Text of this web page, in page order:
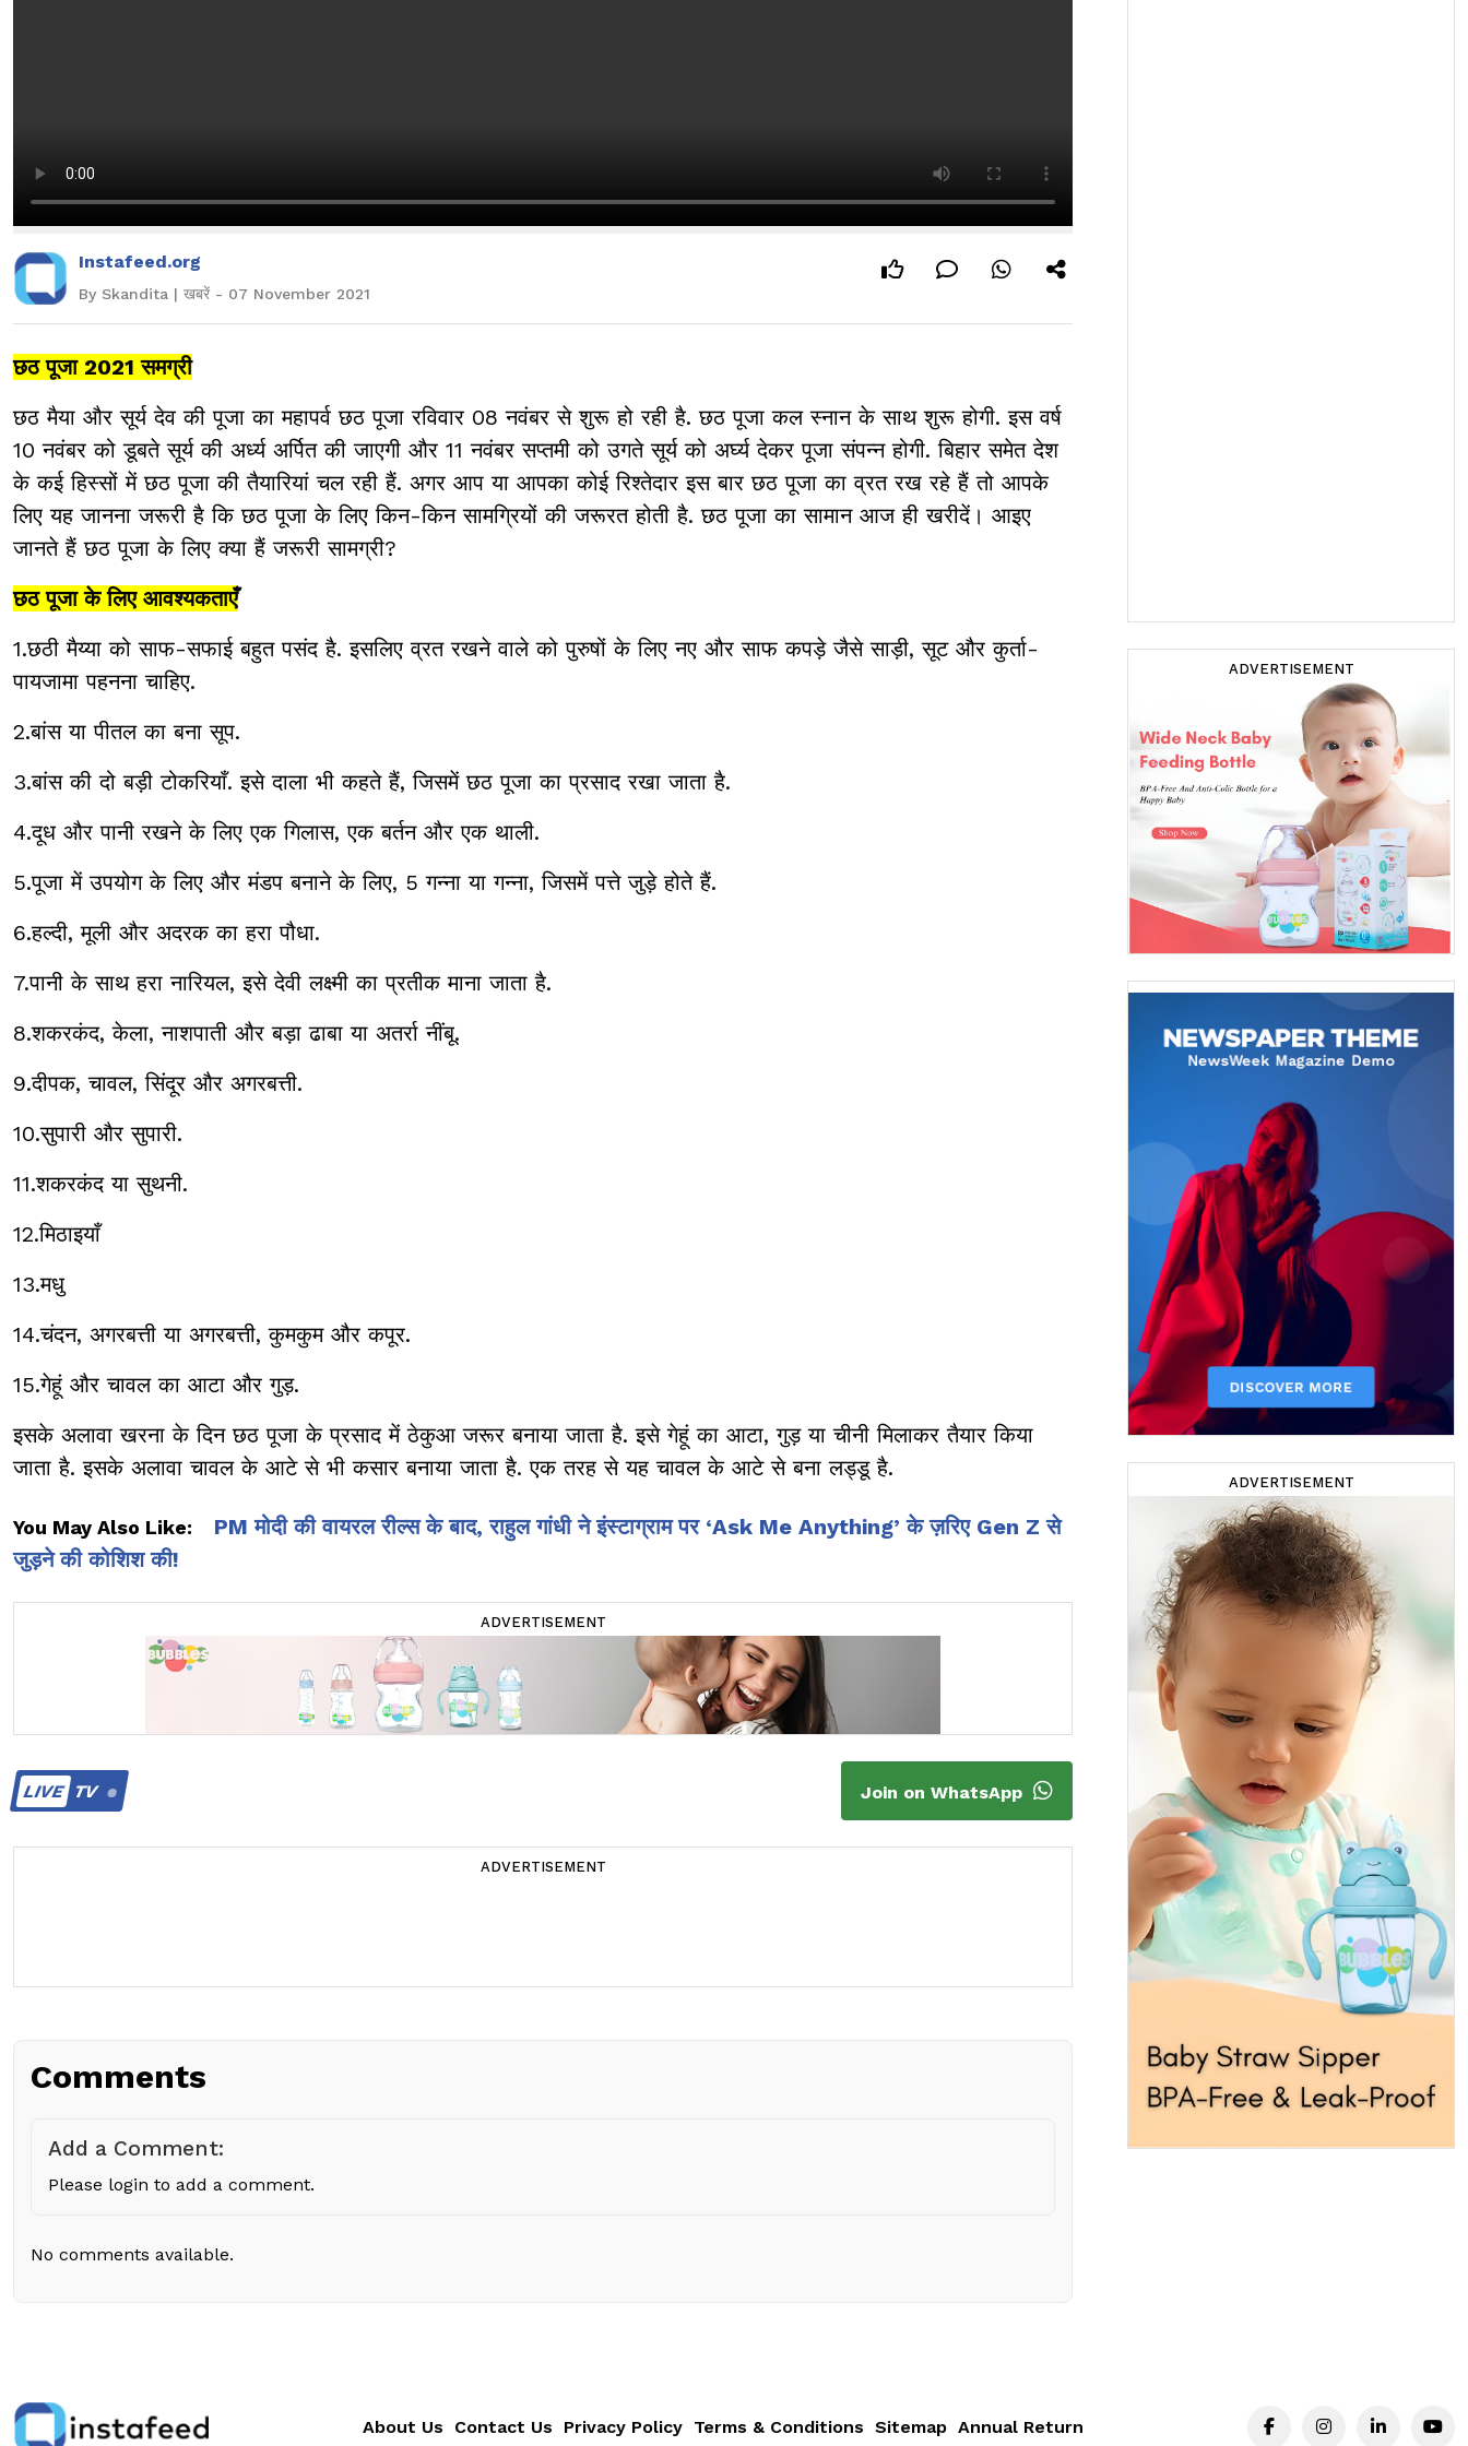
Instafeed.org
By Skandita | खबरें - 07 November 2021
छठ पूजा 2021 समग्री
छठ मैया और सूर्य देव की पूजा का महापर्व छठ पूजा रविवार 08 नवंबर से शुरू हो रही है. छठ पूजा कल स्नान के साथ शुरू होगी. इस वर्ष
10 नवंबर को डूबते सूर्य की अर्ध्य अर्पित की जाएगी और 11 नवंबर सप्तमी को उगते सूर्य को अर्घ्य देकर पूजा संपन्न होगी. बिहार समेत देश
के कई हिस्सों में छठ पूजा की तैयारियां चल रही हैं. अगर आप या आपका कोई रिश्तेदार इस बार छठ पूजा का व्रत रख रहे हैं तो आपके
लिए यह जानना जरूरी है कि छठ पूजा के लिए किन-किन सामग्रियों की जरूरत होती है. छठ पूजा का सामान आज ही खरीदें। आइए
जानते हैं छठ पूजा के लिए क्या हैं जरूरी सामग्री?
छठ पूजा के लिए आवश्यकताएँ
1.छठी मैय्या को साफ-सफाई बहुत पसंद है. इसलिए व्रत रखने वाले को पुरुषों के लिए नए और साफ कपड़े जैसे साड़ी, सूट और कुर्ता-
पायजामा पहनना चाहिए.
2.बांस या पीतल का बना सूप.
3.बांस की दो बड़ी टोकरियाँ. इसे दाला भी कहते हैं, जिसमें छठ पूजा का प्रसाद रखा जाता है.
4.दूध और पानी रखने के लिए एक गिलास, एक बर्तन और एक थाली.
5.पूजा में उपयोग के लिए और मंडप बनाने के लिए, 5 गन्ना या गन्ना, जिसमें पत्ते जुड़े होते हैं.
6.हल्दी, मूली और अदरक का हरा पौधा.
7.पानी के साथ हरा नारियल, इसे देवी लक्ष्मी का प्रतीक माना जाता है.
8.शकरकंद, केला, नाशपाती और बड़ा ढाबा या अतर्रा नींबू.
9.दीपक, चावल, सिंदूर और अगरबत्ती.
10.सुपारी और सुपारी.
11.शकरकंद या सुथनी.
12.मिठाइयाँ
13.मधु
14.चंदन, अगरबत्ती या अगरबत्ती, कुमकुम और कपूर.
15.गेहूं और चावल का आटा और गुड़.
इसके अलावा खरना के दिन छठ पूजा के प्रसाद में ठेकुआ जरूर बनाया जाता है. इसे गेहूं का आटा, गुड़ या चीनी मिलाकर तैयार किया
जाता है. इसके अलावा चावल के आटे से भी कसार बनाया जाता है. एक तरह से यह चावल के आटे से बना लड्डू है.
You May Also Like:
PM मोदी की वायरल रील्स के बाद, राहुल गांधी ने इंस्टाग्राम पर ‘Ask Me Anything’ के ज़रिए Gen Z से
जुड़ने की कोशिश की!
ADVERTISEMENT
LIVETV Join on WhatsApp
ADVERTISEMENT
Comments
Add a Comment:
Please login to add a comment.
No comments available.
ADVERTISEMENT
ADVERTISEMENT
About Us Contact Us Privacy Policy Terms & Conditions Sitemap Annual Return